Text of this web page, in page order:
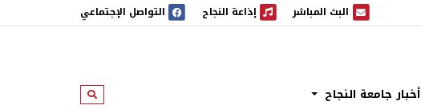
البث المباشر
البث المباشر إذاعة النجاح
إذاعة النجاح التواصل الإجتماعي
أخبار جامعة النجاح ابحث